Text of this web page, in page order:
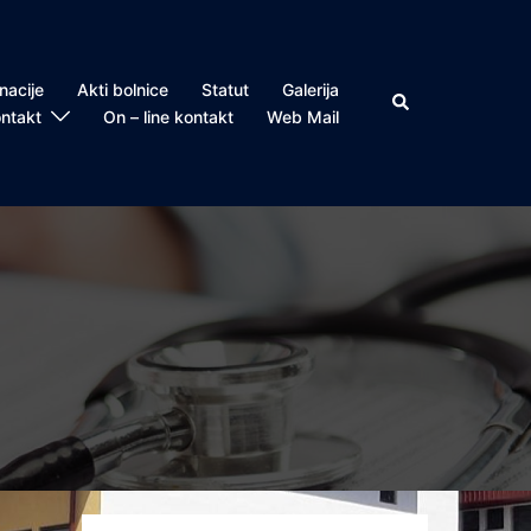
Akti bolnice Statut
Galerija
On – line kontakt Web Mail
Search